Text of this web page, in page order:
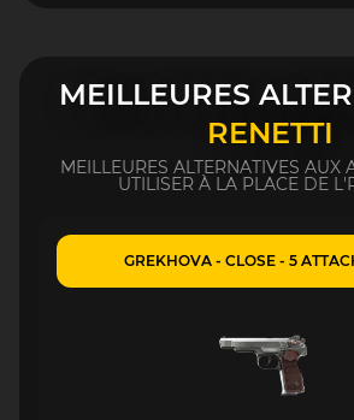
MEILLEURES
RENETTI
MEILLEURES ALTERNATIVES AUX
UTILISER À LA PLACE DE
GREKHOVA - CLOSE - 5